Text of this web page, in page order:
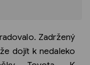
Zadržený
dojít k nedaleko